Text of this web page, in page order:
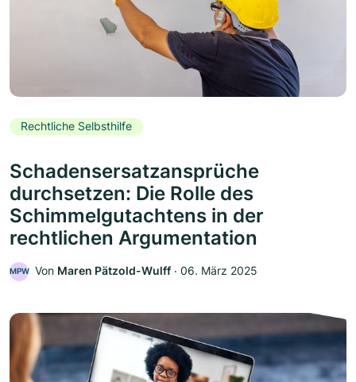
Rechtliche Selbsthilfe
Schadensersatzansprüche
durchsetzen: Die Rolle des
Schimmelgutachtens in der
rechtlichen Argumentation
MPW Von Maren Pätzold-Wulff ‧ 06. März 2025